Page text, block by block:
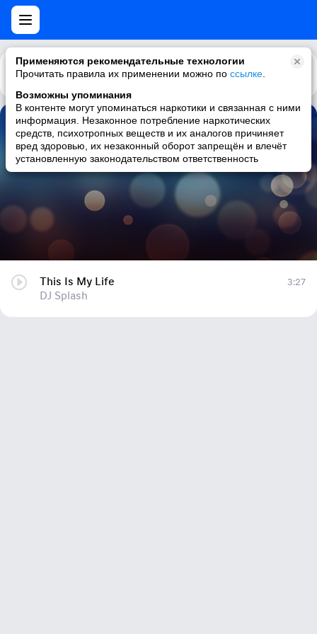
Применяются рекомендательные технологии
Прочитать правила их применении можно по ссылке
Возможны упоминания
В контенте могут упоминаться наркотики и связанная с ними
информация. Незаконное потребление наркотических
средств, психотропных веществ и их аналогов причиняет
вред здоровью, их незаконный оборот запрещён и влечёт
установленную законодательством ответственность
Каталог Рекомендации
This Is My Life
DJ Splash
This Is My Life
DJ Splash
3:27